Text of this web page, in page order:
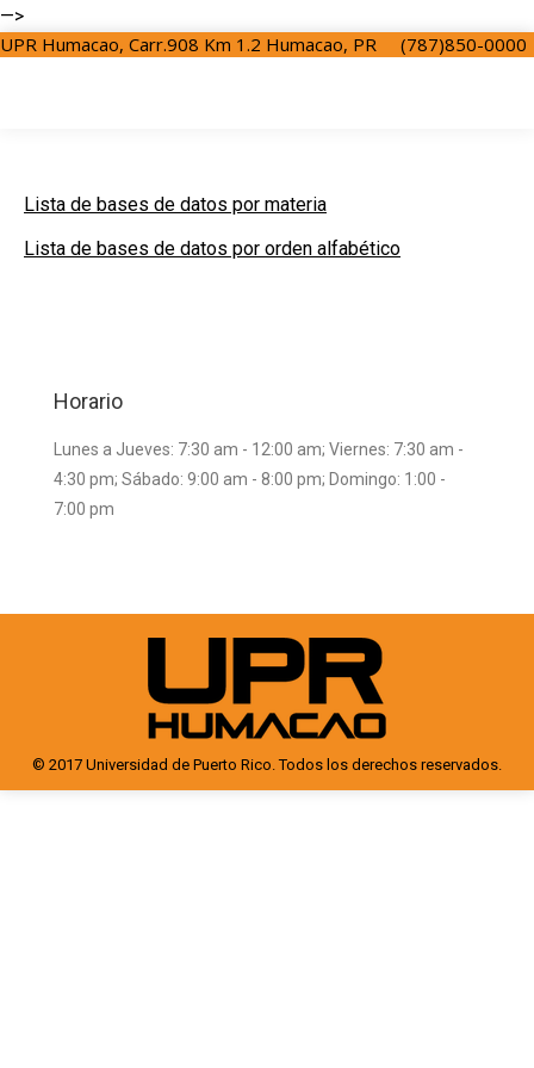
—>
UPR Humacao, Carr.908 Km 1.2 Humacao, PR (787)850-0000
Lista de bases de datos por materia
Lista de bases de datos por orden alfabético
Horario
Lunes a Jueves: 7:30 am - 12:00 am; Viernes: 7:30 am -
4:30 pm; Sábado: 9:00 am - 8:00 pm; Domingo: 1:00 -
7:00 pm
© 2017 Universidad de Puerto Rico. Todos los derechos reservados.